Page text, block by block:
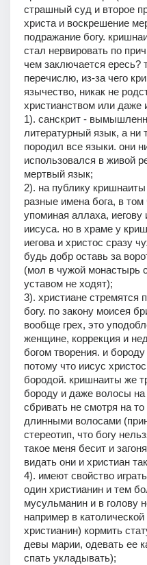
страшный суд и второе
христа и воскрешение
подражание богу.
стал нервировать по
чем заключается ересь?
перечислю, из-за чего
язычество, никак не
христианством или даже
1). санскрит -
литературный язык, а ни
породил все языки. они
использовался в живой
мертвый язык;
2). на публику кришнаиты
разные имена бога, в том
упоминая аллаха, иегову
иисуса. но в храме у
иегова и христос сразу
будь добр оставь за
(мол в чужой монастырь
уставом не ходят);
3). христиане стремятся
богу. по закону моисея
вообще грех, это
женщине, коррекция и
богом творения. и
потому что иисус
бородой. кришнаиты же
бороду и даже волосы на
сбривать не смотря на
длинными волосами
стереотип, что богу
такое меня бесит и
видать они и христиан
4). имеют свойство
один христианин и тем
мусульманин и в голову
например в
христианин) кормить
девы марии, одевать ее
спать укладывать);